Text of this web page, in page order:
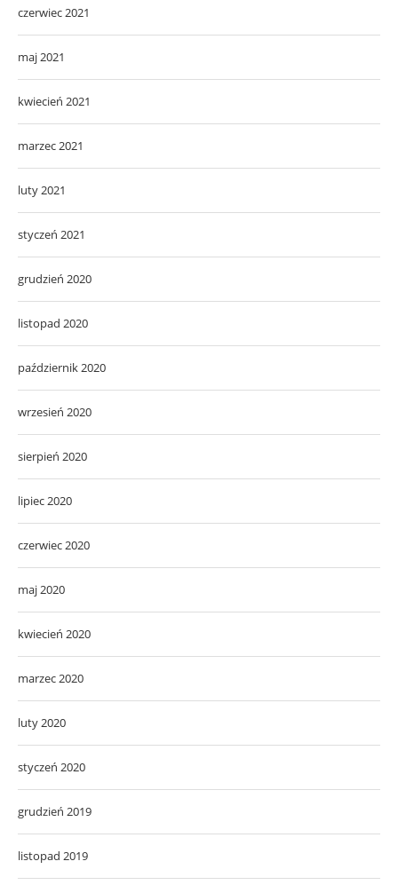
czerwiec 2021
maj 2021
kwiecień 2021
marzec 2021
luty 2021
styczeń 2021
grudzień 2020
listopad 2020
październik 2020
wrzesień 2020
sierpień 2020
lipiec 2020
czerwiec 2020
maj 2020
kwiecień 2020
marzec 2020
luty 2020
styczeń 2020
grudzień 2019
listopad 2019